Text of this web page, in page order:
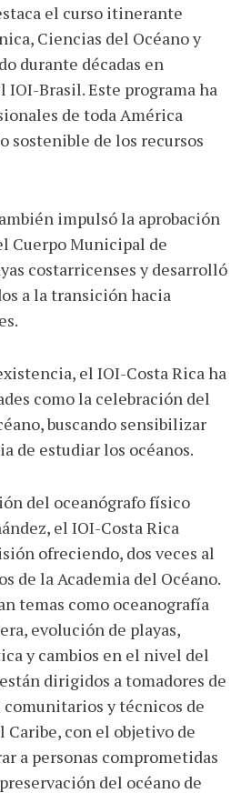
el curso itinerante
Ciencias del Océano y
durante décadas en
IOI-Brasil. Este programa ha
de toda América
sostenible de los recursos
impulsó la aprobación
Cuerpo Municipal de
costarricenses y desarrolló
a la transición hacia
el IOI-Costa Rica ha
como la celebración del
buscando sensibilizar
de estudiar los océanos.
del oceanógrafo físico
el IOI-Costa Rica
ofreciendo, dos veces al
de la Academia del Océano.
temas como oceanografía
evolución de playas,
y cambios en el nivel del
dirigidos a tomadores de
y técnicos de
Caribe, con el objetivo de
a personas comprometidas
del océano de